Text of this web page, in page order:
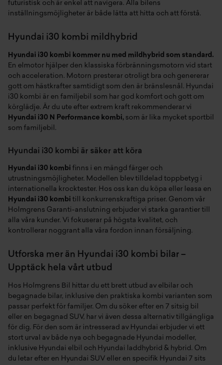
futuristisk och är enkel att navigera. Alla bilens
inställningsmöjligheter är både lätta att hitta och att förstå.
Hyundai i30 kombi mildhybrid
Hyundai i30 kombi kommer nu med mildhybrid som standard.
En elmotor hjälper den klassiska förbränningsmotorn vid start
och acceleration. Motorn presterar otroligt bra och genererar
gott om hästkrafter samtidigt som den är bränslesnål. Hyundai
i30 kombi är en familjebil som har god komfort och gott om
körglädje. Är du ute efter extrem kraft rekommenderar vi
Hyundai i30 N Performance kombi, som är lika mycket sportbil
som familjebil.
Hyundai i30 kombi är säker att köra
Hyundai i30 kombi finns i en mängd färger och
utrustningsmöjligheter. Modellen blev tilldelad toppbetyg i
internationella krocktester. Hos oss kan du köpa eller leasa en
Hyundai i30 kombi till konkurrenskraftiga priser. Genom vår
Holmgrens Garanti-anslutning erbjuder vi starka garantier till
alla våra kunder. Vi fokuserar på högsta kvalitet, och
kontrollerar noggrant alla våra fordon innan försäljning.
Utforska mer än Hyundai i30 kombi bilar –
Upptäck hela vårt utbud
Hos Holmgrens Bil hittar du ett brett utbud av elbilar och
begagnade bilar, inklusive den praktiska kombi varianten som
passar perfekt för familjer. Om du söker efter en 7 sitsig bil
eller en begagnad SUV, har vi även dessa alternativ tillgängliga
för dig. För den som är intresserad av Hyundai erbjuder vi ett
stort urval av både nya och begagnade Hyundai modeller,
inklusive Hyundai elbil och Hyundai laddhybrid & hybrid. Om
du letar efter en Hyundai SUV eller en specifik Hyundai 7 sits